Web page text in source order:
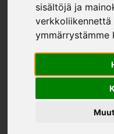
sisältöjä ja
verkkoliikennettä
ymmärrystämme